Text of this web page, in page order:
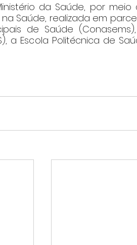
da Saúde, por meio
Saúde, realizada em
de Saúde
a Escola Politécnica de